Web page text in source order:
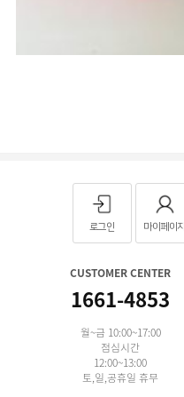
로그인 마이페이지
CUSTOMER CENTER
1661-4853
월~금 10:00~17:00
점심시간
12:00~13:00
토,일,공휴일 휴무